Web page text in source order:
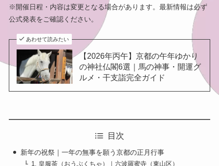
※開催日程・内容は変更となる場合があります。最新情報は必ず
公式発表をご確認ください。
あわせて読みたい
【2026年丙午】京都の午年ゆかり
の神社仏閣6選｜馬の神事・開運グ
ルメ・干支詣完全ガイド
目次
新年の祝祭｜一年の無事を願う京都の正月行事
1. 皇服茶（おうぶくちゃ）｜六波羅蜜寺（東山区）